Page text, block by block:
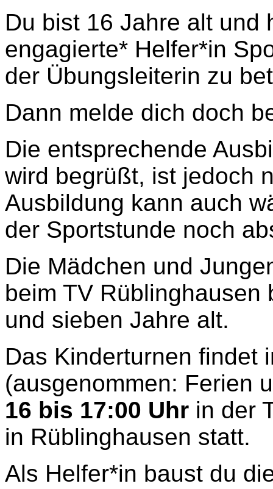
Du bist 16 Jahre alt und
engagierte* Helfer*in
der Übungsleiterin zu
Dann melde dich doch
Die entsprechende
wird begrüßt, ist jedoch
Ausbildung kann auch
der Sportstunde noch
Die Mädchen und
beim TV
und sieben Jahre alt.
Das Kinderturnen findet
(ausgenommen: Ferien
16 bis 17:00 Uhr in der
in Rüblinghausen statt.
Als Helfer*in baust du